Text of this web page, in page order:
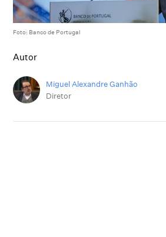
Foto: Banco de Portugal
Autor
Miguel Alexandre Ganhão
Diretor